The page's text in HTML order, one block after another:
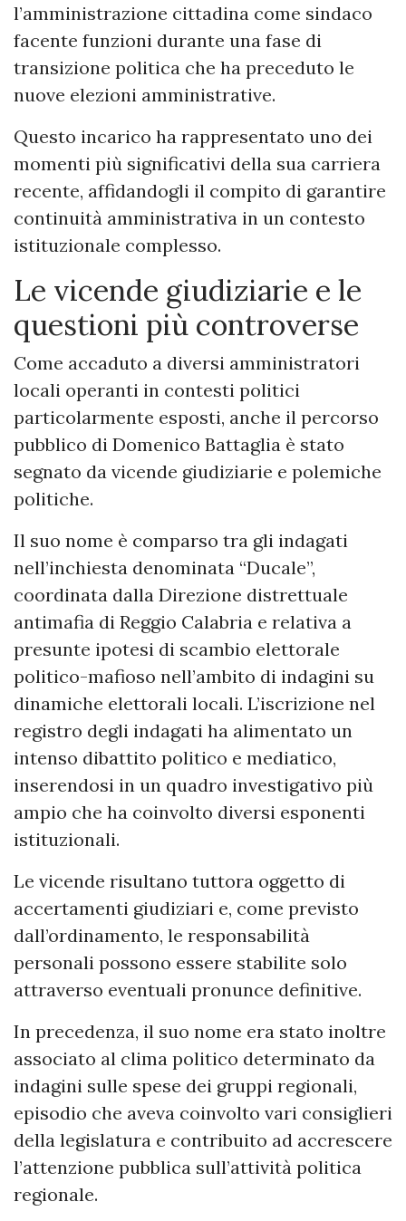
l’amministrazione cittadina come sindaco
facente funzioni durante una fase di
transizione politica che ha preceduto le
nuove elezioni amministrative.
Questo incarico ha rappresentato uno dei
momenti più significativi della sua carriera
recente, affidandogli il compito di garantire
continuità amministrativa in un contesto
istituzionale complesso.
Le vicende giudiziarie e le
questioni più controverse
Come accaduto a diversi amministratori
locali operanti in contesti politici
particolarmente esposti, anche il percorso
pubblico di Domenico Battaglia è stato
segnato da vicende giudiziarie e polemiche
politiche.
Il suo nome è comparso tra gli indagati
nell’inchiesta denominata “Ducale”,
coordinata dalla Direzione distrettuale
antimafia di Reggio Calabria e relativa a
presunte ipotesi di scambio elettorale
politico-mafioso nell’ambito di indagini su
dinamiche elettorali locali. L’iscrizione nel
registro degli indagati ha alimentato un
intenso dibattito politico e mediatico,
inserendosi in un quadro investigativo più
ampio che ha coinvolto diversi esponenti
istituzionali.
Le vicende risultano tuttora oggetto di
accertamenti giudiziari e, come previsto
dall’ordinamento, le responsabilità
personali possono essere stabilite solo
attraverso eventuali pronunce definitive.
In precedenza, il suo nome era stato inoltre
associato al clima politico determinato da
indagini sulle spese dei gruppi regionali,
episodio che aveva coinvolto vari consiglieri
della legislatura e contribuito ad accrescere
l’attenzione pubblica sull’attività politica
regionale.